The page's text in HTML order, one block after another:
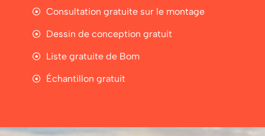
Consultation gratuite sur le montage
Dessin de conception gratuit
Liste gratuite de Bom
Échantillon gratuit